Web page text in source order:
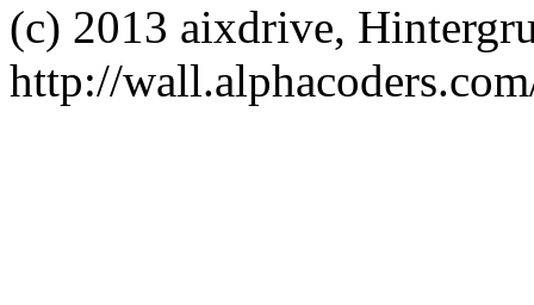
(c) 2013 aixdrive,
http://